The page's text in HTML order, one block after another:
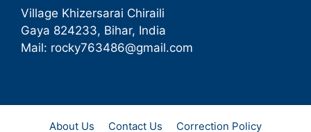
Village Khizersarai Chiraili
Gaya 824233, Bihar, India
Mail: rocky763486@gmail.com
About Us Contact Us Correction Policy